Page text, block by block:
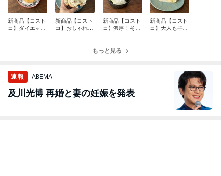
新商品【コスト
コ】ダイエッタ
新商品【コスト
コ】おしゃれな
新商品【コスト
コ】濃厚！そし
新商品【コスト
コ】大人も子ど
もっと見る
速報 ABEMA
及川光博 再婚と妻の妊娠を発表